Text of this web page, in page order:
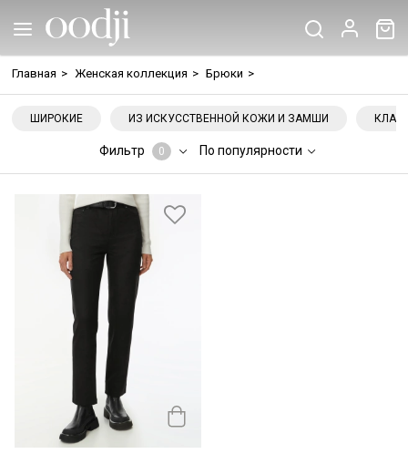
Главная > Женская коллекция > Брюки >
ШИРОКИЕ ИЗ ИСКУССТВЕННОЙ КОЖИ И ЗАМШИ
Фильтр 0 По популярности